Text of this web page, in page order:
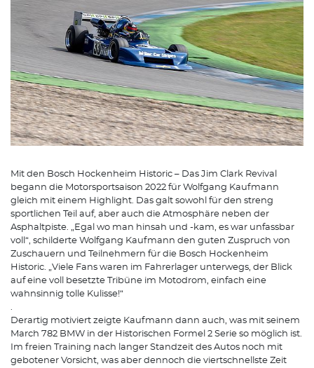
Mit den Bosch Hockenheim Historic – Das Jim Clark Revival
begann die Motorsportsaison 2022 für Wolfgang Kaufmann
gleich mit einem Highlight. Das galt sowohl für den streng
sportlichen Teil auf, aber auch die Atmosphäre neben der
Asphaltpiste. „Egal wo man hinsah und -kam, es war unfassbar
voll“, schilderte Wolfgang Kaufmann den guten Zuspruch von
Zuschauern und Teilnehmern für die Bosch Hockenheim
Historic. „Viele Fans waren im Fahrerlager unterwegs, der Blick
auf eine voll besetzte Tribüne im Motodrom, einfach eine
wahnsinnig tolle Kulisse!“
.
Derartig motiviert zeigte Kaufmann dann auch, was mit seinem
March 782 BMW in der Historischen Formel 2 Serie so möglich ist.
Im freien Training nach langer Standzeit des Autos noch mit
gebotener Vorsicht, was aber dennoch die viertschnellste Zeit